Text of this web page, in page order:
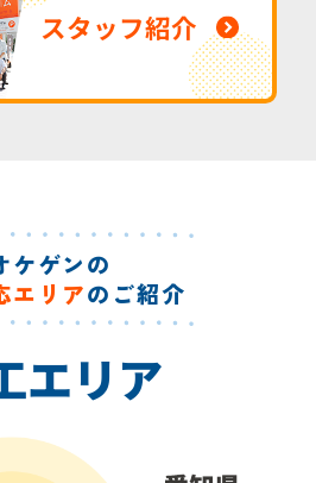
スタッフ紹介
ケゲンの
エリアのご紹介
エリア